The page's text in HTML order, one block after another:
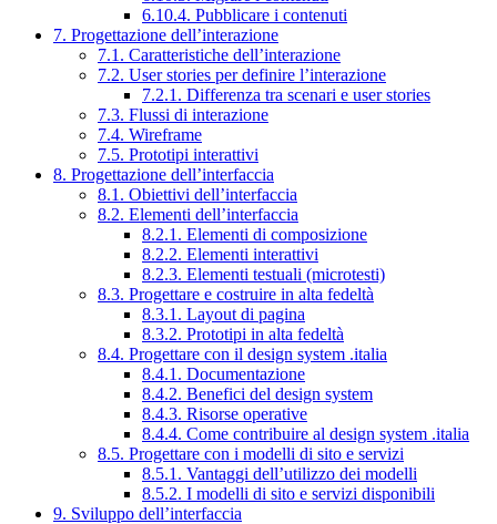
6.10.4. Pubblicare i contenuti
7. Progettazione dell’interazione
7.1. Caratteristiche dell’interazione
7.2. User stories per definire l’interazione
7.2.1. Differenza tra scenari e user stories
7.3. Flussi di interazione
7.4. Wireframe
7.5. Prototipi interattivi
8. Progettazione dell’interfaccia
8.1. Obiettivi dell’interfaccia
8.2. Elementi dell’interfaccia
8.2.1. Elementi di composizione
8.2.2. Elementi interattivi
8.2.3. Elementi testuali (microtesti)
8.3. Progettare e costruire in alta fedeltà
8.3.1. Layout di pagina
8.3.2. Prototipi in alta fedeltà
8.4. Progettare con il design system .italia
8.4.1. Documentazione
8.4.2. Benefici del design system
8.4.3. Risorse operative
8.4.4. Come contribuire al design system .italia
8.5. Progettare con i modelli di sito e servizi
8.5.1. Vantaggi dell’utilizzo dei modelli
8.5.2. I modelli di sito e servizi disponibili
9. Sviluppo dell’interfaccia